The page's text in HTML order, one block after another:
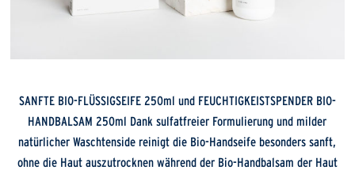
SANFTE BIO-FLÜSSIGSEIFE 250ml und FEUCHTIGKEISTSPENDER BIO-
HANDBALSAM 250ml Dank sulfatfreier Formulierung und milder
natürlicher Waschtenside reinigt die Bio-Handseife besonders sanft,
ohne die Haut auszutrocknen während der Bio-Handbalsam der Haut